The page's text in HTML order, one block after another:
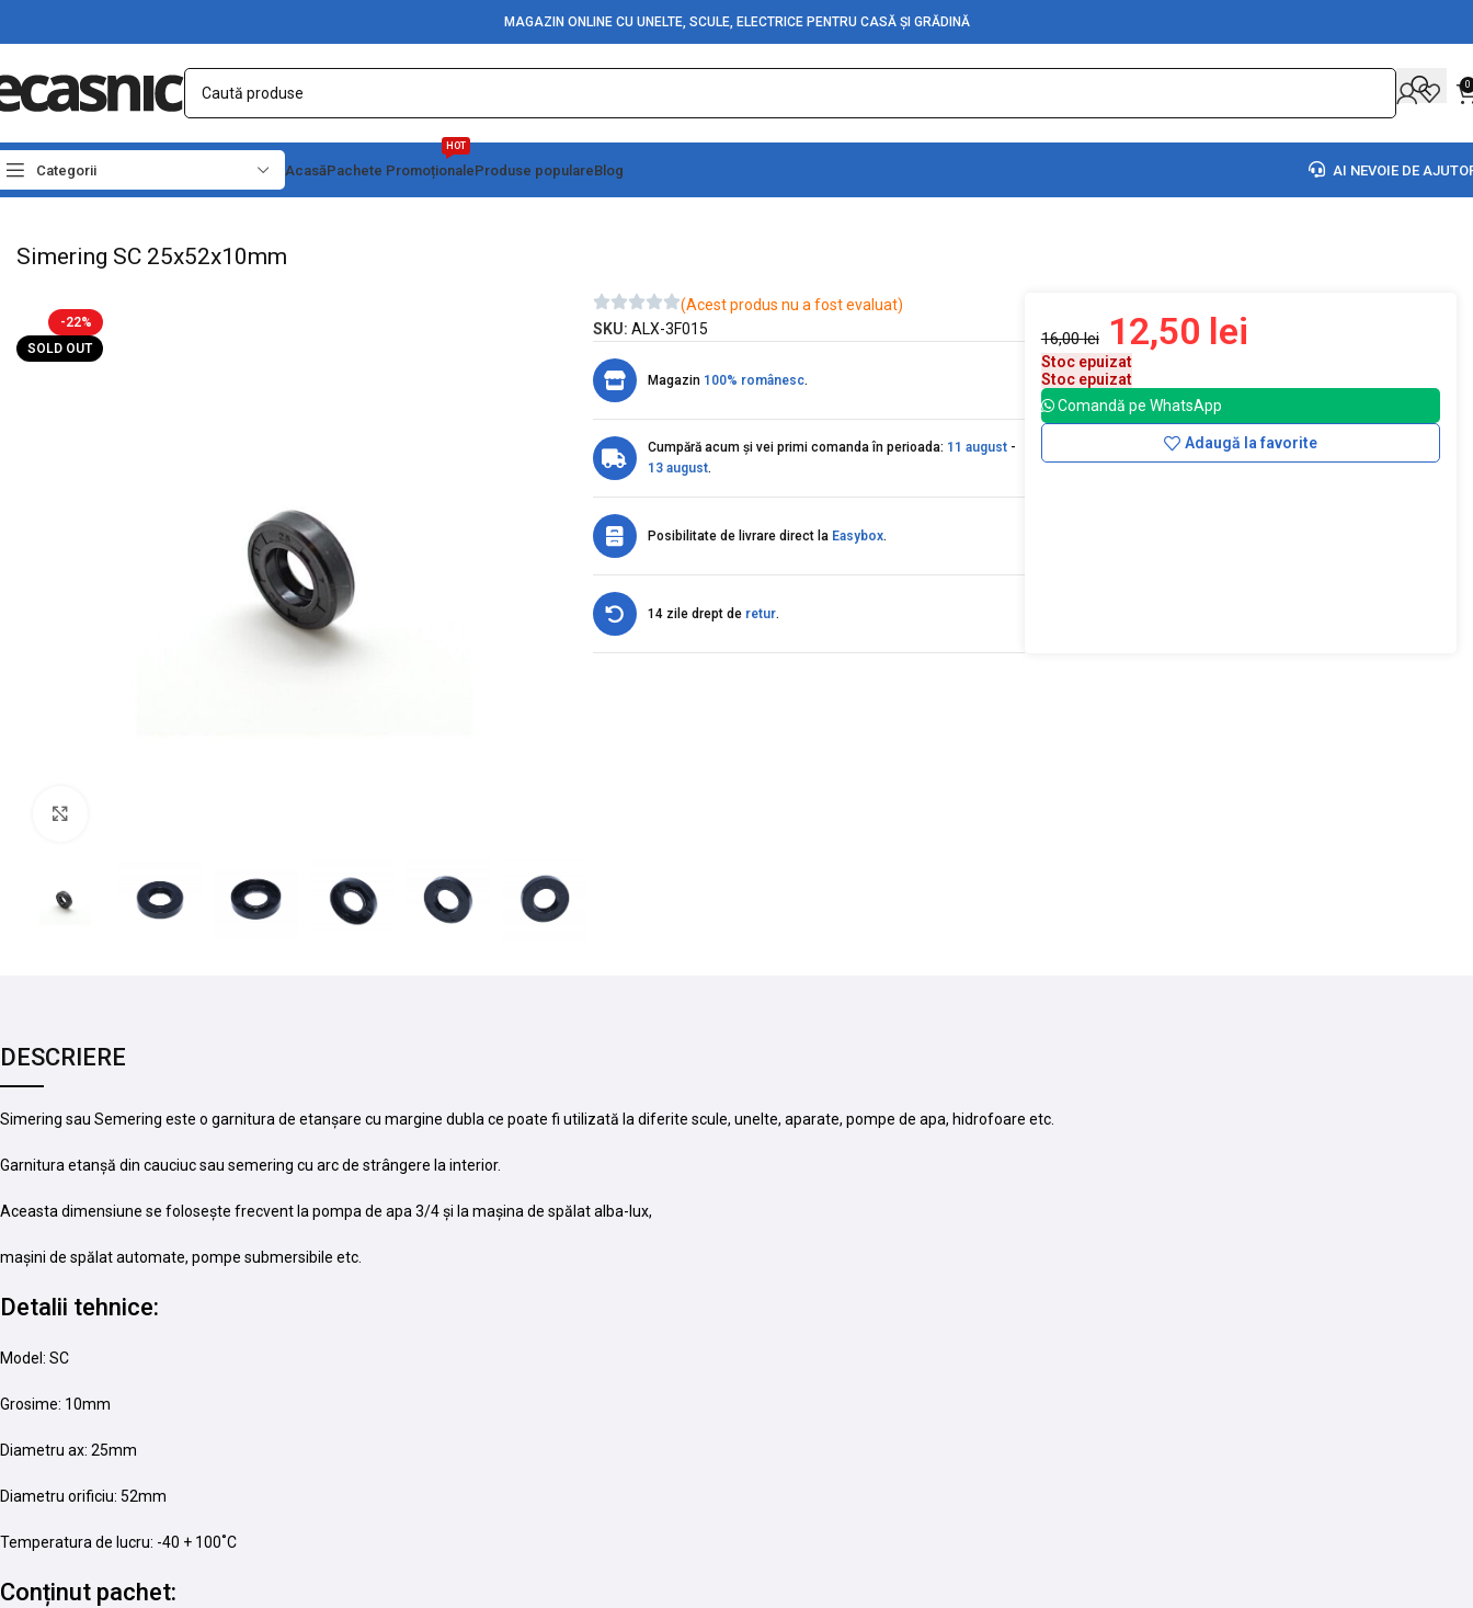
MAGAZIN ONLINE CU UNELTE, SCULE, ELECTRICE PENTRU CASĂ ȘI GRĂDINĂ
0
Categorii AcasăPachete Promoționale
HOT
Produse populareBlog AI NEVOIE DE
Prima pagină Casă Accesorii Motoare-Pompe
Simering SC 25x52x10mm
-22%
SOLD OUT
(Acest produs nu a fost evaluat)
SKU: ALX-3F015
Magazin 100% românesc.
Cumpără acum și vei primi comanda în perioada: 11 august-
13 august.
Posibilitate de livrare direct la Easybox.
14 zile drept de retur.
16,00lei 12,50 lei
Stoc epuizat
Stoc epuizat
Comandă pe WhatsApp
Adaugă la favorite
DESCRIERE
Simering sau Semering este o garnitura de etanșare cu margine dubla ce poate fi utilizată la diferite scule, unelte, aparate, pompe de apa, hidrofoare etc.
Garnitura etanșă din cauciuc sau semering cu arc de strângere la interior.
Aceasta dimensiune se folosește frecvent la pompa de apa 3/4 și la mașina de spălat alba-lux,
mașini de spălat automate, pompe submersibile etc.
Detalii tehnice:
Model: SC
Grosime: 10mm
Diametru ax: 25mm
Diametru orificiu: 52mm
Temperatura de lucru: -40 + 100˚C
Conținut pachet: